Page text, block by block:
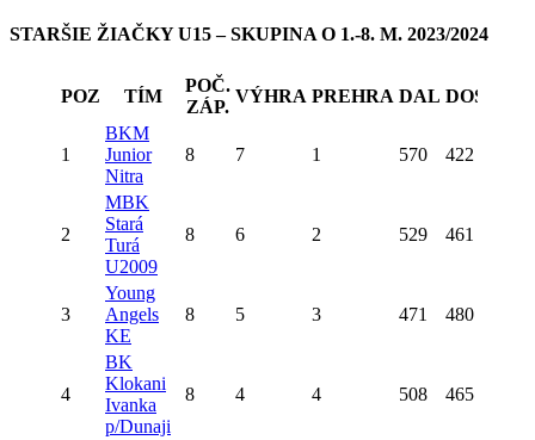
STARŠIE ŽIAČKY U15 – SKUPINA O 1.-8. M. 2023/2024
POZ TÍM
POČ.
ZÁP.
VÝHRA PREHRA DAL DOSTAL
1
BKM
Junior
Nitra
8 7 1 570 422
2
MBK
Stará
Turá
U2009
8 6 2 529 461
3
Young
Angels
KE
8 5 3 471 480
4
BK
Klokani
Ivanka
p/Dunaji
8 4 4 508 465